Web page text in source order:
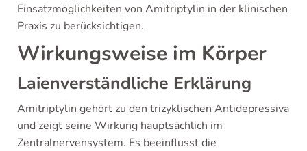
Einsatzmöglichkeiten von Amitriptylin in der klinischen
Praxis zu berücksichtigen.
Wirkungsweise im Körper
Laienverständliche Erklärung
Amitriptylin gehört zu den trizyklischen Antidepressiva
und zeigt seine Wirkung hauptsächlich im
Zentralnervensystem. Es beeinflusst die